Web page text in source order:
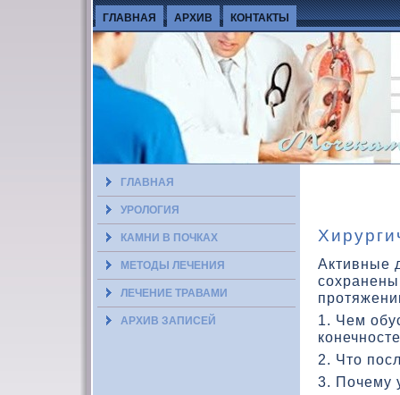
ГЛАВНАЯ АРХИВ КОНТАКТЫ
ГЛАВНАЯ
УРОЛОГИЯ
КАМНИ В ПОЧКАХ
МЕТОДЫ ЛЕЧЕНИЯ
ЛЕЧЕНИЕ ТРАВАМИ
АРХИВ ЗАПИСЕЙ
Активные
1. Чем
2. Чтο
3. Почему